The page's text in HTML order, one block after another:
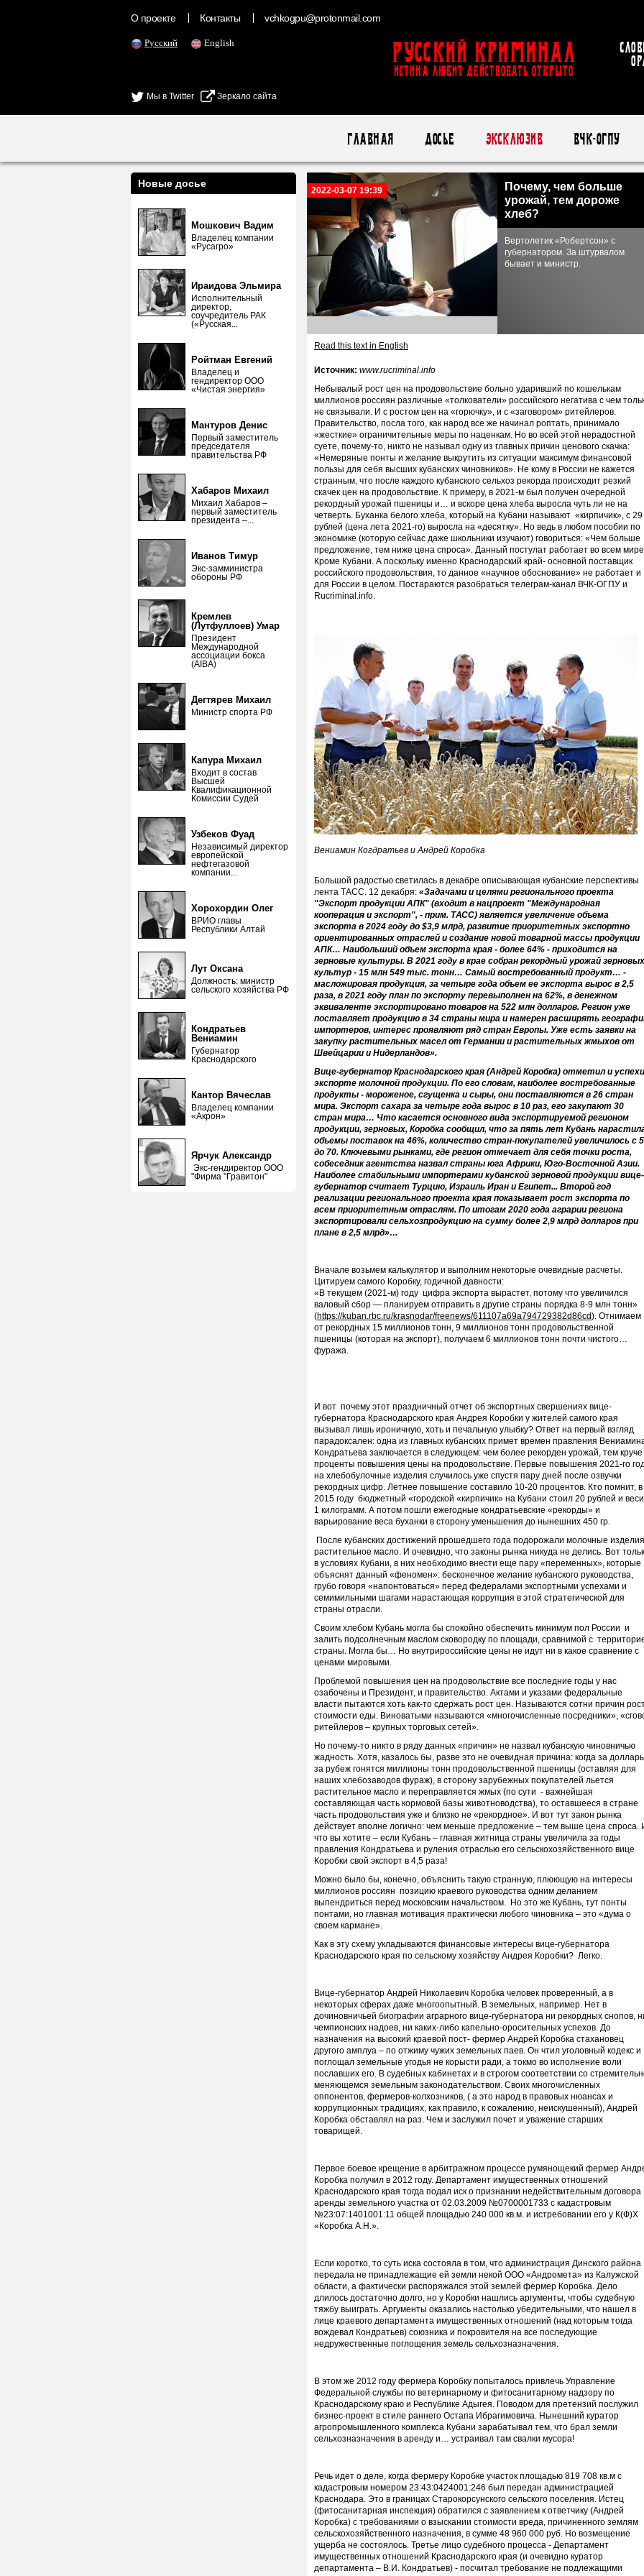
О проекте Контакты vchkogpu@protonmail.com
Русский English
Мы в Twitter Зеркало сайта
Русский Криминал
ИСТИНА ЛЮБИТ ДЕЙСТВОВАТЬ ОТКРЫТО
Главная Досье Эксклюзив ВЧК-ОГПУ
Новые досье
Мошкович Вадим
Владелец компании
«Русагро»
Ираидова Эльмира
Исполнительный
директор,
соучредитель РАК
(«Русская...
Ройтман Евгений
Владелец и
гендиректор ООО
«Чистая энергия»
Мантуров Денис
Первый заместитель
председателя
правительства РФ
Хабаров Михаил
Михаил Хабаров –
первый заместитель
президента –...
Иванов Тимур
Экс-замминистра
обороны РФ
Кремлев
(Лутфуллоев) Умар
Президент
Международной
ассоциации бокса
(AIBA)
Дегтярев Михаил
Министр спорта РФ
Капура Михаил
Входит в состав
Высшей
Квалификационной
Комиссии Судей
Узбеков Фуад
Независимый директор
европейской
нефтегазовой
компании...
Хорохордин Олег
ВРИО главы
Республики Алтай
Лут Оксана
Должность: министр
сельского хозяйства РФ
Кондратьев
Вениамин
Губернатор
Краснодарского
Кантор Вячеслав
Владелец компании
«Акрон»
Ярчук Александр
Экс-гендиректор ООО
"Фирма "Гравитон"
2022-03-07 19:39
Почему, чем больше
урожай, тем дороже
хлеб?
Вертолетик «Робертсон» с
губернатором. За штурвалом
бывает и министр.
Read this text in English
Источник: www.rucriminal.info
Небывалый рост цен на продовольствие больно ударивший по кошелькам
миллионов россиян различные «толкователи» российского негатива с чем
не связывали. И с ростом цен на «горючку», и с «заговором» ритейлеров.
Правительство, посла того, как народ все же начинал роптать, принимало
«жесткие» ограничительные меры по наценкам. Но во всей этой нерадостной
суете, почему-то, никто не называл одну из главных причин ценового скачка:
«Немеряные понты и желание выкрутить из ситуации максимум финансовой
пользы для себя высших кубанских чиновников». Не кому в России не кажется
странным, что после каждого кубанского сельхоз рекорда происходит резкий
скачек цен на продовольствие. К примеру, в 2021-м был получен очередной
рекордный урожай пшеницы и… и вскоре цена хлеба выросла чуть ли не на
четверть. Буханка белого хлеба, который на Кубани называют «кирпичик», с 29
рублей (цена лета 2021-го) выросла на «десятку». Но ведь в любом пособии по
экономике (которую сейчас даже школьники изучают) говориться: «Чем больше
предложение, тем ниже цена спроса». Данный постулат работает во всем
Кроме Кубани. А поскольку именно Краснодарский край- основной поставщик
российского продовольствия, то данное «научное обоснование» не работает и
для России в целом. Постараются разобраться телеграм-канал ВЧК-ОГПУ и
Rucriminal.info.
Вениамин Когдратьев и Андрей Коробка
Большой радостью светилась в декабре описывающая кубанские перспективы
лента ТАСС. 12 декабря: «Задачами и целями регионального проекта
"Экспорт продукции АПК" (входит в нацпроект "Международная
кооперация и экспорт", - прим. ТАСС) является увеличение объема
экспорта в 2024 году до $3,9 млрд, развитие приоритетных экспортно
ориентированных отраслей и создание новой товарной массы продукции
АПК… Наибольший объем экспорта края - более 64% - приходится на
зерновые культуры. В 2021 году в крае собран рекордный урожай зерновых
культур - 15 млн 549 тыс. тонн… Самый востребованный продукт… -
масложировая продукция, за четыре года объем ее экспорта вырос в 2,5
раза, в 2021 году план по экспорту перевыполнен на 62%, в денежном
эквиваленте экспортировано товаров на 522 млн долларов. Регион уже
поставляет продукцию в 34 страны мира и намерен расширять
импортеров, интерес проявляют ряд стран Европы. Уже есть заявки на
закупку растительных масел от Германии и растительных жмыхов от
Швейцарии и Нидерландов».
Вице-губернатор Краснодарского края (Андрей Коробка) отметил и
экспорте молочной продукции. По его словам, наиболее востребованные
продукты - мороженое, сгущенка и сыры, они поставляются в 26 стран
мира. Экспорт сахара за четыре года вырос в 10 раз, его закупают 30
стран мира… Что касается основного вида экспортируемой регионом
продукции, зерновых, Коробка сообщил, что за пять лет Кубань
объемы поставок на 46%, количество стран-покупателей увеличилось с
до 70. Ключевыми рынками, где регион отмечает для себя точки роста,
собеседник агентства назвал страны юга Африки, Юго-Восточной Азии.
Наиболее стабильными импортерами кубанской зерновой продукции вице-
губернатор считает Турцию, Израиль Иран и Египет... Второй год
реализации регионального проекта края показывает рост экспорта по
всем приоритетным отраслям. По итогам 2020 года аграрии региона
экспортировали сельхозпродукцию на сумму более 2,9 млрд долларов при
плане в 2,5 млрд»…
Вначале возьмем калькулятор и выполним некоторые очевидные расчеты.
Цитируем самого Коробку, годичной давности:
«В текущем (2021-м) году цифра экспорта вырастет, потому что увеличился
валовый сбор — планируем отправить в другие страны порядка 8-9 млн тонн»
(https://kuban.rbc.ru/krasnodar/freenews/611107a69a794729382d86cd). Отнимаем
от рекордных 15 миллионов тонн, 9 миллионов тонн продовольственной
пшеницы (которая на экспорт), получаем 6 миллионов тонн почти чистого…
фуража.
И вот почему этот праздничный отчет об экспортных свершениях вице-
губернатора Краснодарского края Андрея Коробки у жителей самого края
вызывал лишь ироничную, хоть и печальную улыбку? Ответ на первый взгляд
парадоксален: одна из главных кубанских примет времен правления
Кондратьева заключается в следующем: чем более рекорден урожай, тем круче
проценты повышения цены на продовольствие. Первые повышения 2021-го
на хлебобулочные изделия случилось уже спустя пару дней после озвучки
рекордных цифр. Летнее повышение составило 10-20 процентов. Кто помнит, в
2015 году бюджетный «городской «кирпичик» на Кубани стоил 20 рублей и
1 килограмм. А потом пошли ежегодные кондратьевские «рекорды» и
варьирование веса буханки в сторону уменьшения до нынешних 450 гр.
После кубанских достижений прошедшего года подорожали молочные
растительное масло. И очевидно, что законы рынка никуда не делись. Вот
в условиях Кубани, в них необходимо внести еще пару «переменных», которые
объяснят данный «феномен»: бесконечное желание кубанского руководства,
грубо говоря «напонтоваться» перед федералами экспортными успехами и
семимильными шагами нарастающая коррупция в этой стратегической для
страны отрасли.
Своим хлебом Кубань могла бы спокойно обеспечить минимум пол России и
залить подсолнечным маслом сковородку по площади, сравнимой с
страны. Могла бы… Но внутрироссийские цены не идут ни в какое сравнение с
ценами мировыми.
Проблемой повышения цен на продовольствие все последние годы у нас
озабочены и Президент, и правительство. Актами и указами федеральные
власти пытаются хоть как-то сдержать рост цен. Называются сотни причин
стоимости еды. Виноватыми называются «многочисленные посредники»,
ритейлеров – крупных торговых сетей».
Но почему-то никто в ряду данных «причин» не назвал кубанскую чиновничью
жадность. Хотя, казалось бы, разве это не очевидная причина: когда за
за рубеж гонятся миллионы тонн продовольственной пшеницы (оставляя для
наших хлебозаводов фураж), в сторону зарубежных покупателей льется
растительное масло и переправляется жмых (по сути - важнейшая
составляющая часть кормовой базы животноводства), то оставшееся в стране
часть продовольствия уже и близко не «рекордное». И вот тут закон рынка
действует вполне логично: чем меньше предложение – тем выше цена спроса.
что вы хотите – если Кубань – главная житница страны увеличила за годы
правления Кондратьева и руления отраслью его сельскохозяйственного вице
Коробки свой экспорт в 4,5 раза!
Можно было бы, конечно, объяснить такую странную, плюющую на интересы
миллионов россиян позицию краевого руководства одним деланием
выпендриться перед московским начальством. Но это же Кубань, тут понты
понтами, но главная мотивация практически любого чиновника – это «дума о
своем кармане».
Как в эту схему укладываются финансовые интересы вице-губернатора
Краснодарского края по сельскому хозяйству Андрея Коробки? Легко.
Вице-губернатор Андрей Николаевич Коробка человек проверенный, а в
некоторых сферах даже многоопытный. В земельных, например. Нет в
дочиновничьей биографии аграрного вице-губернатора ни рекордных снопов,
чемпионских надоев, ни каких-либо капельно-оросительных успехов. До
назначения на высокий краевой пост- фермер Андрей Коробка стахановец
другого амплуа – по отжиму чужих земельных паев. Он чтил уголовный кодекс и
поглощал земельные угодья не корысти ради, а токмо во исполнение воли
пославших его. В судебных кабинетах и в строгом соответствии со
меняющемся земельным законодательством. Своих многочисленных
оппонентов, фермеров-колхозников, ( а это народ в правовых нюансах и
коррупционных традициях, как правило, к сожалению, неискушенный), Андрей
Коробка обставлял на раз. Чем и заслужил почет и уважение старших
товарищей.
Первое боевое крещение в арбитражном процессе румянощекий фермер
Коробка получил в 2012 году. Департамент имущественных отношений
Краснодарского края тогда подал иск о признании недействительным договора
аренды земельного участка от 02.03.2009 №0700001733 с кадастровым
№23:07:1401001:11 общей площадью 240 000 кв.м. и истребовании его у К(Ф)Х
«Коробка А.Н.».
Если коротко, то суть иска состояла в том, что администрация Динского района
передала не принадлежащие ей земли некой ООО «Андромета» из Калужской
области, а фактически распоряжался этой землей фермер Коробка. Дело
длилось достаточно долго, но у Коробки нашлись аргументы, чтобы судебную
тяжбу выиграть. Аргументы оказались настолько убедительными, что нашел в
лице краевого департамента имущественных отношений (над которым тогда
вождевал Кондратьев) союзника и покровителя на все последующие
недружественные поглощения земель сельхозназначения.
В этом же 2012 году фермера Коробку попыталось привлечь Управление
Федеральной службы по ветеринарному и фитосанитарному надзору по
Краснодарскому краю и Республике Адыгея. Поводом для претензий послужил
бизнес-проект в стиле раннего Остапа Ибрагимовича. Нынешний куратор
агропромышленного комплекса Кубани зарабатывал тем, что брал земли
сельхозназначения в аренду и… устраивал там свалки мусора!
Речь идет о деле, когда фермеру Коробке участок площадью 819 708 кв.м с
кадастровым номером 23:43:0424001:246 был передан администрацией
Краснодара. Это в границах Старокорсунского сельского поселения. Истец
(фитосанитарная инспекция) обратился с заявлением к ответчику (Андрей
Коробка) с требованиями о взыскании стоимости вреда, причиненного землям
сельскохозяйственного назначения, в сумме 48 960 000 руб. Но возмещение
ущерба не состоялось. Третье лицо судебного процесса - Департамент
имущественных отношений Краснодарского края (и очевидно куратор
департамента – В.И. Кондратьев) - посчитал требование не подлежащими